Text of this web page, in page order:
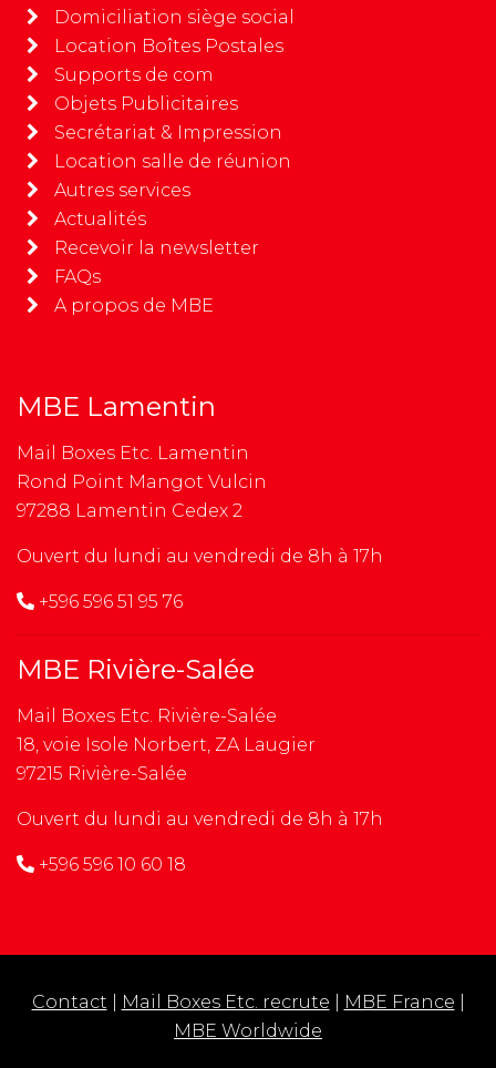
Domiciliation siège social
Location Boîtes Postales
Supports de com
Objets Publicitaires
Secrétariat & Impression
Location salle de réunion
Autres services
Actualités
Recevoir la newsletter
FAQs
A propos de MBE
MBE Lamentin
Mail Boxes Etc. Lamentin
Rond Point Mangot Vulcin
97288 Lamentin Cedex 2
Ouvert du lundi au vendredi de 8h à 17h
+596 596 51 95 76
MBE Rivière-Salée
Mail Boxes Etc. Rivière-Salée
18, voie Isole Norbert, ZA Laugier
97215 Rivière-Salée
Ouvert du lundi au vendredi de 8h à 17h
+596 596 10 60 18
Contact Mail Boxes Etc. recrute MBE France
MBE Worldwide